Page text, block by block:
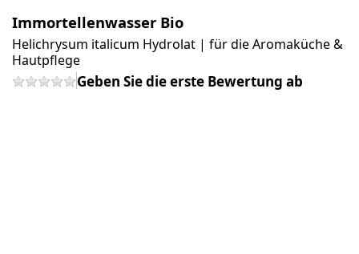
Immortellenwasser Bio
Helichrysum italicum Hydrolat | für die Aromaküche &
Hautpflege
Geben Sie die erste Bewertung ab